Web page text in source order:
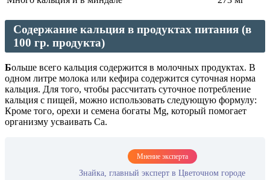
Содержание кальция в продуктах питания (в
100 гр. продукта)
Больше всего кальция содержится в молочных продуктах. В
одном литре молока или кефира содержится суточная норма
кальция. Для того, чтобы рассчитать суточное потребление
кальция с пищей, можно использовать следующую формулу:
Кроме того, орехи и семена богаты Mg, который помогает
организму усваивать Ca.
Мнение эксперта
Знайка, главный эксперт в Цветочном городе